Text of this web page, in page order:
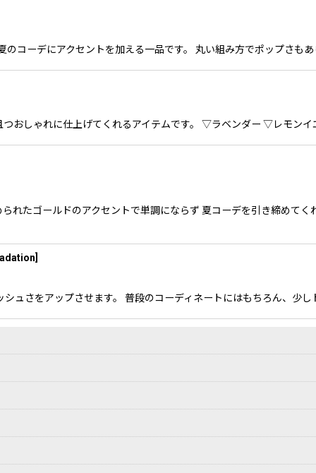
コーデにアクセントを加える一品です。 丸い組み方でポップさも
おしゃれに仕上げてくれるアイテムです。 ▽ラベンダー ▽レモン
れたゴールドのアクセントで単調にならず 夏コーデを引き締めて
さをアップさせます。 普段のコーディネートにはもちろん、少し